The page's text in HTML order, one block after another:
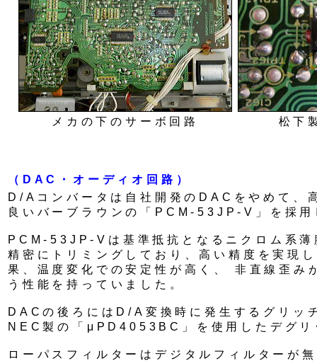
メカの下のサーボ回路 松下
（DAC・オーディオ回路）
D/Aコンバータは自社開発のDACをやめて、
良いバーブラウンの「PCM-53JP-V」を採用
PCM-53JP-Vは基準抵抗となるニクロム系薄
精密にトリミングしており、高い精度を実現
果、温度変化での安定性が高く、 非直線歪
う性能を持っていました。
DACの後ろにはD/A変換時に発生するグリッ
NEC製の「μPD4053BC」を使用したデグリ
ローパスフィルターはデジタルフィルターが